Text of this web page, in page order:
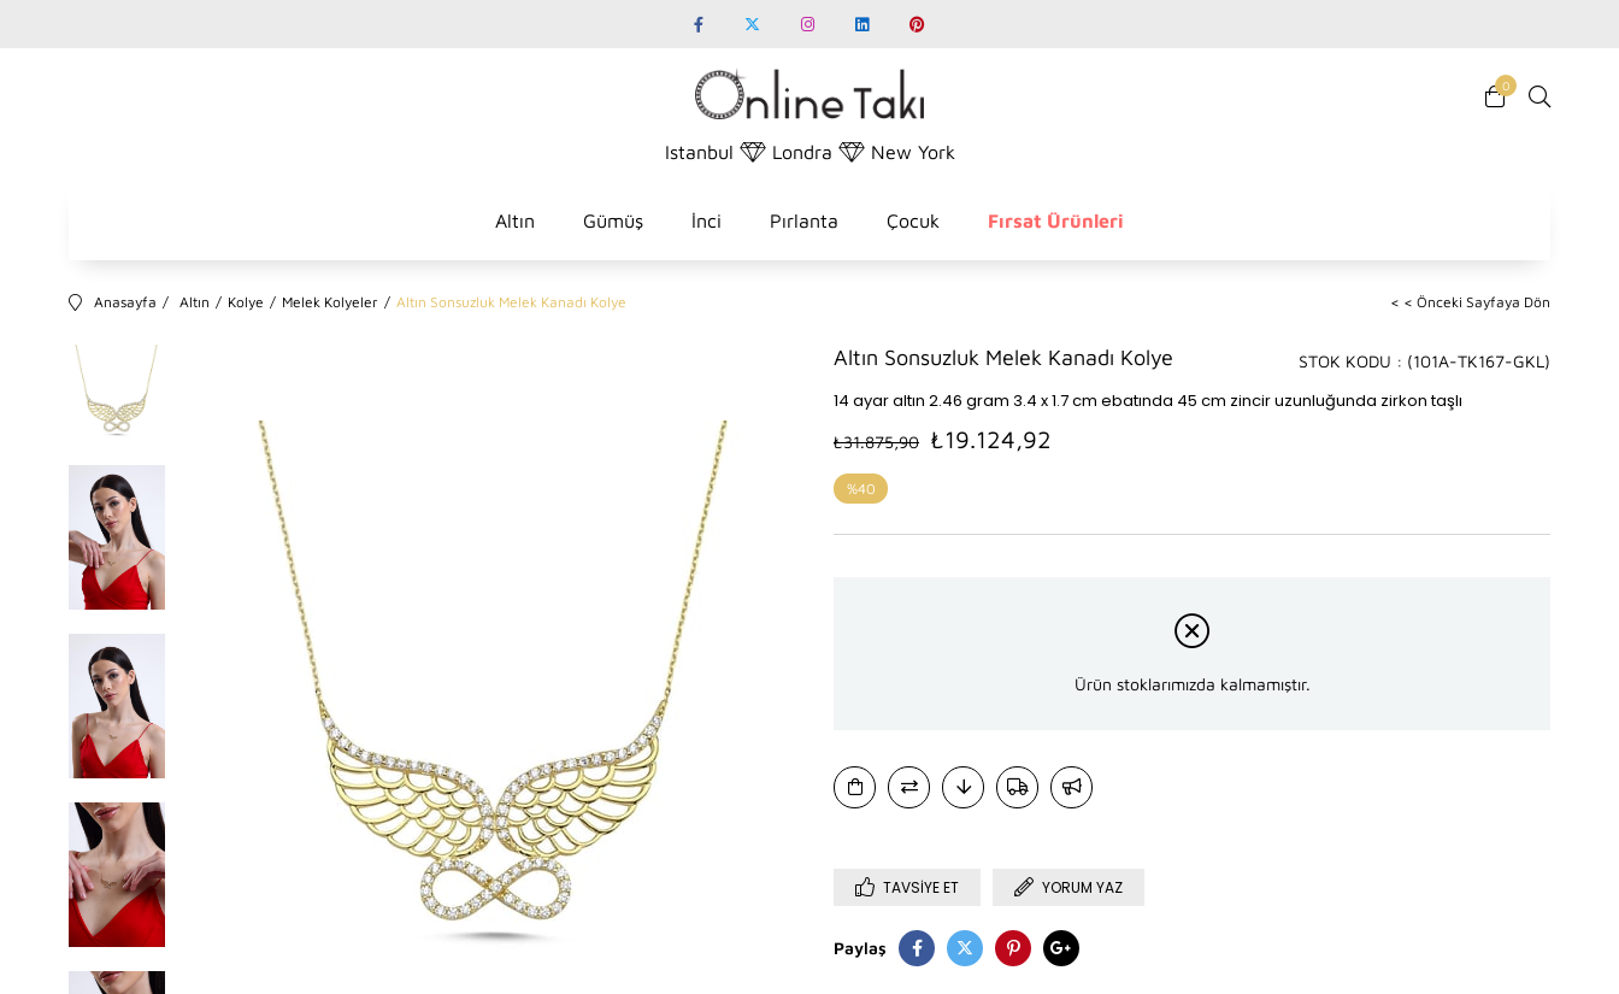
Istanbul Londra New York
0
Altın Gümüş İnci Pırlanta Çocuk Fırsat Ürünleri
Anasayfa Altın Kolye Melek Kolyeler Altın Sonsuzluk Melek Kanadı Kolye < < Önceki Sayfaya Dön
Altın Sonsuzluk Melek Kanadı Kolye (101A-TK167-GKL)
STOK KODU
14 ayar altın 2.46 gram 3.4 x 1.7 cm ebatında 45 cm zincir uzunluğunda zirkon taşlı
₺31.875,90 ₺19.124,92
%40
Ürün stoklarımızda kalmamıştır.
TAVSIYE ET YORUM YAZ
Paylaş